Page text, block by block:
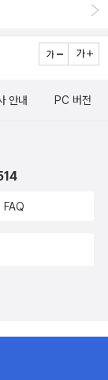
안내 PC 버전
FAQ